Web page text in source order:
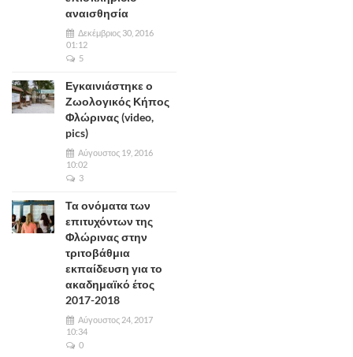
αναισθησία
Δεκέμβριος 30, 2016
01:12
5
Εγκαινιάστηκε ο
Ζωολογικός Κήπος
Φλώρινας (video,
pics)
Αύγουστος 19, 2016
10:02
3
Τα ονόματα των
επιτυχόντων της
Φλώρινας στην
τριτοβάθμια
εκπαίδευση για το
ακαδημαϊκό έτος
2017-2018
Αύγουστος 24, 2017
10:34
0